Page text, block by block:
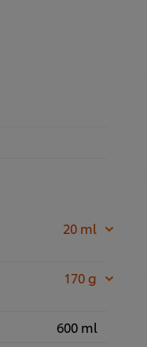
20 ml
170 g
600 ml